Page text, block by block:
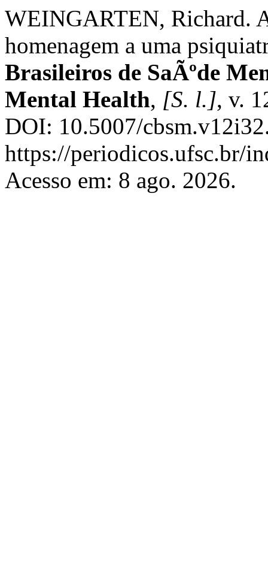
WEINGARTEN, Richard.
homenagem a uma
Brasileiros de SaÃºde
Mental Health, [S. l.], v.
DOI: 10.5007/
https://periodicos.ufsc.br/
Acesso em: 8 ago. 2026.